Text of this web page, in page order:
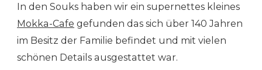
In den Souks haben wir ein supernettes kleines
Mokka-Cafe gefunden das sich über 140 Jahren
im Besitz der Familie befindet und mit vielen
schönen Details ausgestattet war.